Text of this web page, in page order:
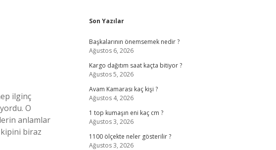
ilginç
O
anlamlar
biraz
Sidebar
Son Yazılar
Başkalarının önemsemek nedir ?
Ağustos 6, 2026
Kargo dağıtım saat kaçta bitiyor ?
Ağustos 5, 2026
Avam Kamarası kaç kişi ?
Ağustos 4, 2026
1 top kumaşın eni kaç cm ?
Ağustos 3, 2026
1100 ölçekte neler gösterilir ?
Ağustos 3, 2026